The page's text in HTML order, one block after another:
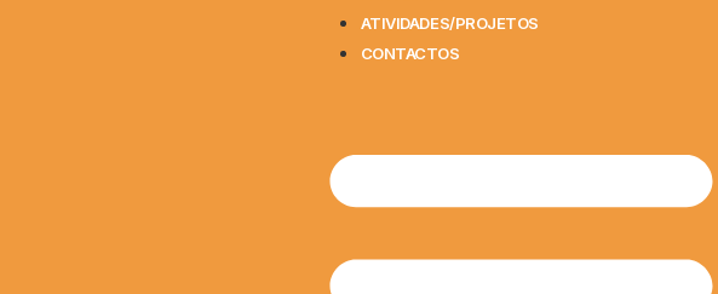
ATIVIDADES/PROJETOS
CONTACTOS